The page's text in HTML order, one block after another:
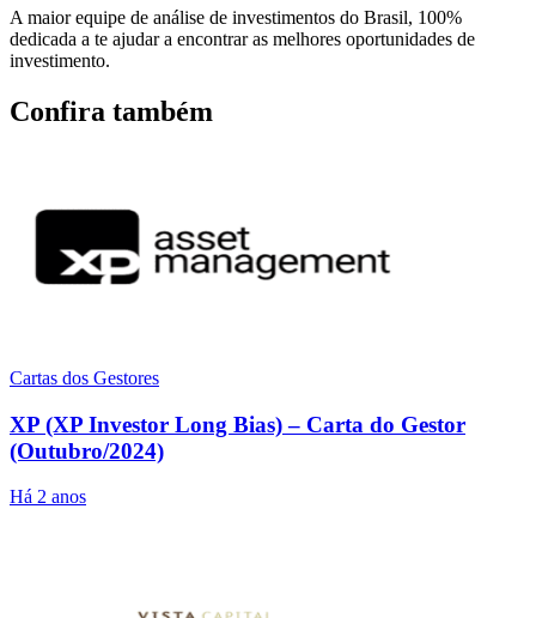
A maior equipe de análise de investimentos do Brasil, 100%
dedicada a te ajudar a encontrar as melhores oportunidades de
investimento.
Confira também
Cartas dos Gestores
XP (XP Investor Long Bias) – Carta do Gestor
(Outubro/2024)
Há 2 anos